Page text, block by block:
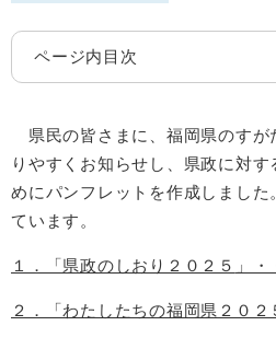
ページ内目次
県民の皆さまに、福岡県のす
りやすくお知らせし、県政に対
めにパンフレットを作成しまし
ています。
１．「県政のしおり２０２５ 」
２．「わたしたちの福岡県２０